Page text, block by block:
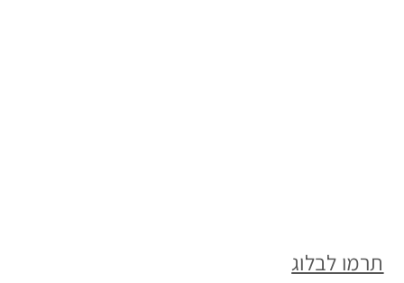
תרמו לבלוג